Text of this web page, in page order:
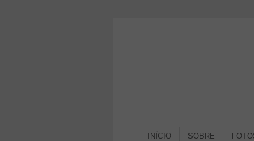
INÍCIO SOBRE